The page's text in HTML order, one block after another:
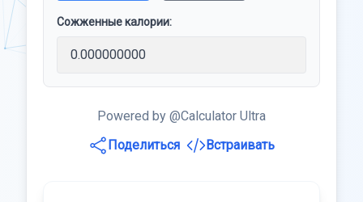
Сожженные калории:
Powered by @Calculator Ultra
Поделиться
Встраивать